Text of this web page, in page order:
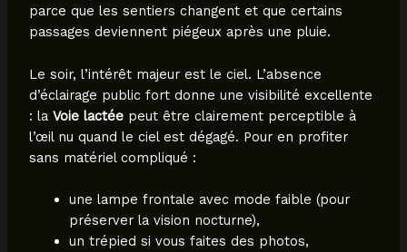
parce que les sentiers changent et que certains
passages deviennent piégeux après une pluie.
Le soir, l’intérêt majeur est le ciel. L’absence
d’éclairage public fort donne une visibilité excellente
: la Voie lactéepeut être clairement perceptible à
l’œil nu quand le ciel est dégagé. Pour en profiter
sans matériel compliqué :
une lampe frontale avec mode faible (pour
préserver la vision nocturne),
un trépied si vous faites des photos,